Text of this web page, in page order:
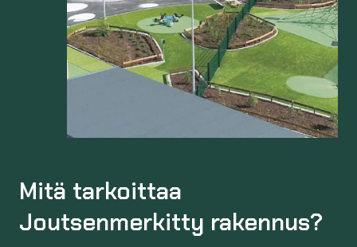
Mitä tarkoittaa
Joutsenmerkitty rakennus?